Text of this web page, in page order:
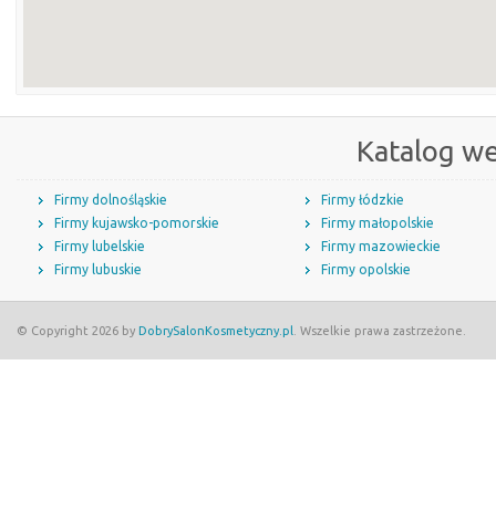
Katalog
Firmy dolnośląskie
Firmy kujawsko-pomorskie
Firmy lubelskie
Firmy lubuskie
Firmy łódzkie
Firmy małopolskie
Firmy mazowieckie
Firmy opolskie
© Copyright 2026 by DobrySalonKosmetyczny.pl . Wszelkie prawa zastrzeżone.